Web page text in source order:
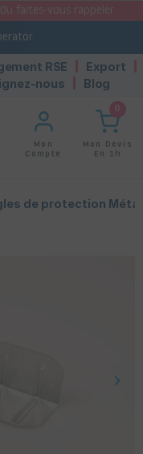
faites-vous rappeler
RSE
Export
nous Blog
Mon
Compte
0
Mon Devis
En 1h
de protection Métal
keyboard_arrow_right